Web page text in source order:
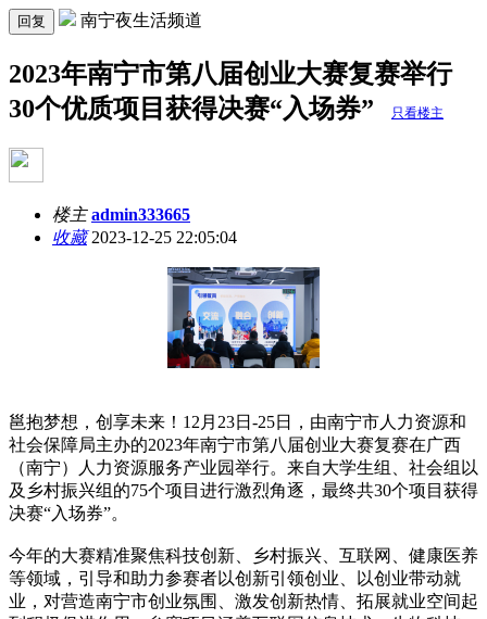
回复 南宁夜生活频道
2023年南宁市第八届创业大赛复赛举行
30个优质项目获得决赛“入场券”
只看楼主
楼主 admin333665
收藏2023-12-25 22:05:04
邕抱梦想，创享未来！12月23日-25日，由南宁市人力资源和
社会保障局主办的2023年南宁市第八届创业大赛复赛在广西
（南宁）人力资源服务产业园举行。来自大学生组、社会组以
及乡村振兴组的75个项目进行激烈角逐，最终共30个项目获得
决赛“入场券”。
今年的大赛精准聚焦科技创新、乡村振兴、互联网、健康医养
等领域，引导和助力参赛者以创新引领创业、以创业带动就
业，对营造南宁市创业氛围、激发创新热情、拓展就业空间起